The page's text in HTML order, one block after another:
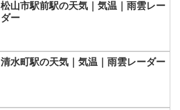
松山市駅前駅の天気｜気温｜雨雲レー
ダー
清水町駅の天気｜気温｜雨雲レーダー